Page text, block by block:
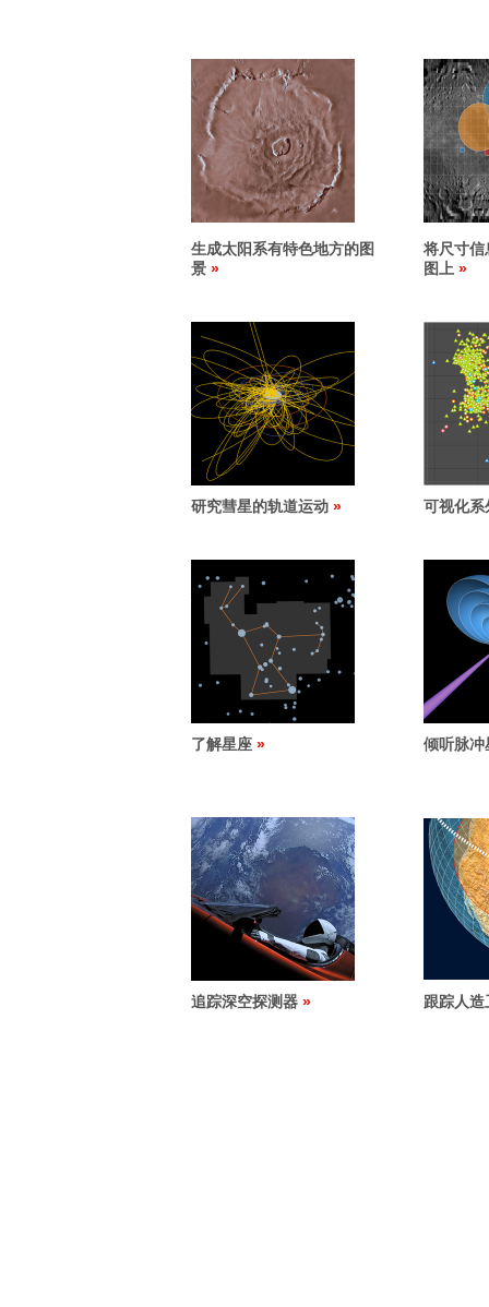
生成太阳系有特色地方的图
景
将尺寸信
图上
研究彗星的轨道运动 可视化系
了解星座 倾听脉冲
追踪深空探测器 跟踪人造